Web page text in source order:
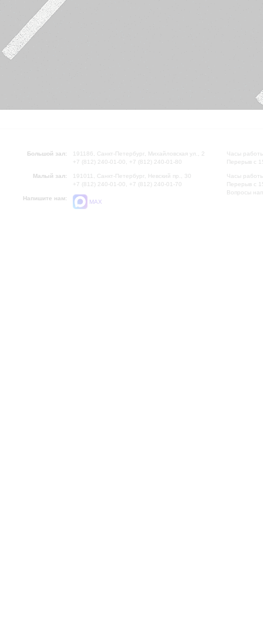
Большой зал:
191186, Санкт-Петербург, Михайловская ул., 2
+7 (812) 240-01-00, +7 (812) 240-01-80
Малый зал:
191011, Санкт-Петербург, Невский пр., 30
+7 (812) 240-01-00, +7 (812) 240-01-70
Напишите нам:
MAX
Часы
Перерыв с
Часы
Перерыв с
Вопросы